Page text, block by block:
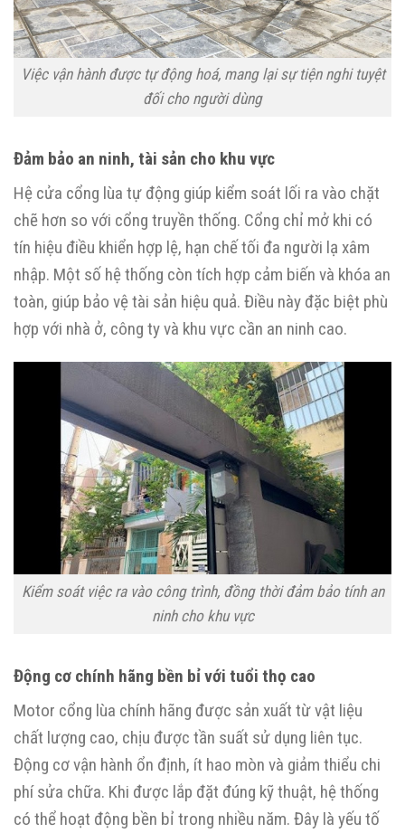
Việc vận hành được tự động hoá, mang lại sự tiện nghi tuyệt
đối cho người dùng
Đảm bảo an ninh, tài sản cho khu vực
Hệ cửa cổng lùa tự động giúp kiểm soát lối ra vào chặt
chẽ hơn so với cổng truyền thống. Cổng chỉ mở khi có
tín hiệu điều khiển hợp lệ, hạn chế tối đa người lạ xâm
nhập. Một số hệ thống còn tích hợp cảm biến và khóa an
toàn, giúp bảo vệ tài sản hiệu quả. Điều này đặc biệt phù
hợp với nhà ở, công ty và khu vực cần an ninh cao.
Kiểm soát việc ra vào công trình, đồng thời đảm bảo tính an
ninh cho khu vực
Động cơ chính hãng bền bỉ với tuổi thọ cao
Motor cổng lùa chính hãng được sản xuất từ vật liệu
chất lượng cao, chịu được tần suất sử dụng liên tục.
Động cơ vận hành ổn định, ít hao mòn và giảm thiểu chi
phí sửa chữa. Khi được lắp đặt đúng kỹ thuật, hệ thống
có thể hoạt động bền bỉ trong nhiều năm. Đây là yếu tố